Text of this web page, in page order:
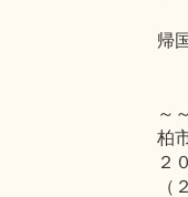
帰
～
柏
２
（